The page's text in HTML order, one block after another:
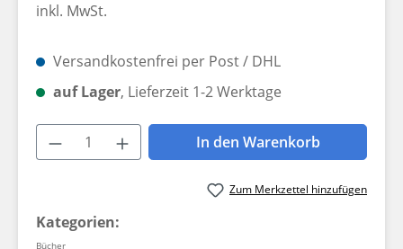
inkl. MwSt.
Versandkostenfrei per Post / DHL
auf Lager, Lieferzeit 1-2 Werktage
Produkt Anzahl: Gib den
In den Warenkorb
Zum Merkzettel hinzufügen
Kategorien:
Bücher